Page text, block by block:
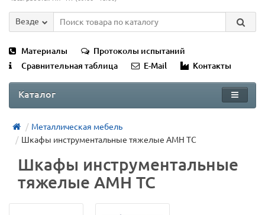
Везде
Материалы
Протоколы испытаний
Сравнительная таблица
E-Mail Контакты
Каталог
Металлическая мебель
Шкафы инструментальные тяжелые AMH TC
Шкафы инструментальные
тяжелые AMH TC